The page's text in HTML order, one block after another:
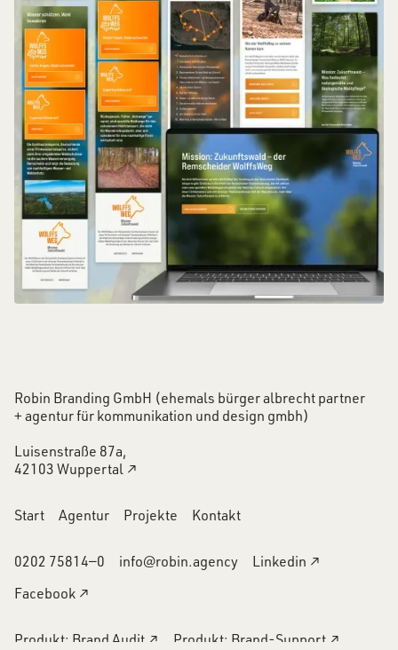
Robin Branding GmbH (ehemals bürger albrecht partner
+ agentur für kommunikation und design gmbh)
Luisenstraße 87a,
42103 Wuppertal ↗
Start Agentur Projekte Kontakt
0202 75814―0 info@robin.agency
Linkedin ↗
Facebook ↗
Produkt: Brand Audit ↗ Produkt: Brand-Support ↗